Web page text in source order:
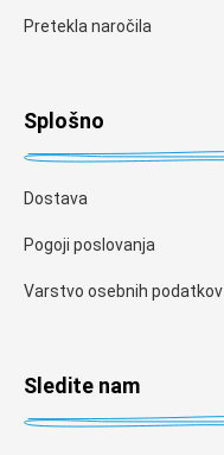
Pretekla naročila
Splošno
Dostava
Pogoji poslovanja
Varstvo osebnih podatkov
Sledite nam